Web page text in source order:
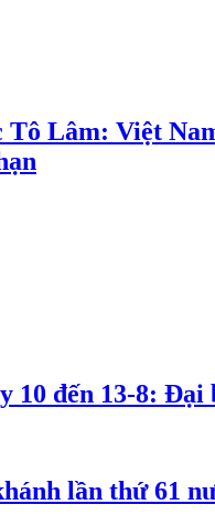
Lâm: Việt
10 đến 13-8:
lần thứ 61